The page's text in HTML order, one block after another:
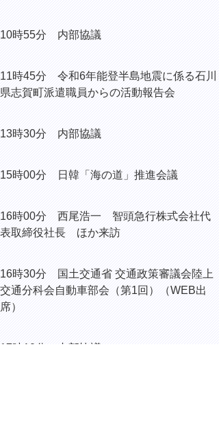
10時55分 内部協議
11時45分 令和6年能登半島地震に係る石川
県志賀町派遣職員からの活動報告会
13時30分 内部協議
15時00分 日韓「海の道」推進会議
16時00分 西尾浩一 智頭急行株式会社代
表取締役社長 ほか来訪
16時30分 国土交通省 交通政策審議会陸上
交通分科会自動車部会（第1回）（WEB出
席）
17時10分 内部協議